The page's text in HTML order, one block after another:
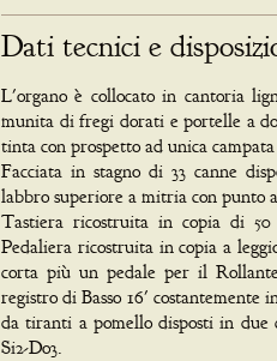
Dati tecnici e
L'organo è collocato in cantoria
munita di fregi dorati e portelle a
tinta con prospetto ad unica
Facciata in stagno di 33 canne
labbro superiore a mitria con punto
Tastiera ricostruita in copia di
Pedaliera ricostruita in copia a
corta più un pedale per il
registro di Basso 16' costantemente
da tiranti a pomello disposti in due
Si2-Do3.